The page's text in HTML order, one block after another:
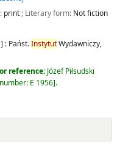
print; Literary form: Not fiction
: Państ.InstytutWydawniczy,
reference: Józef Piłsudski
E 1956 .